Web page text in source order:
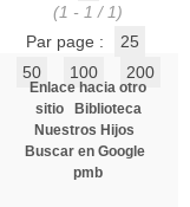
(1 - 1 / 1)
Par page :
25
50
100 200
Enlace hacia otro
sitio
Biblioteca
Nuestros Hijos
Buscar en Google
pmb